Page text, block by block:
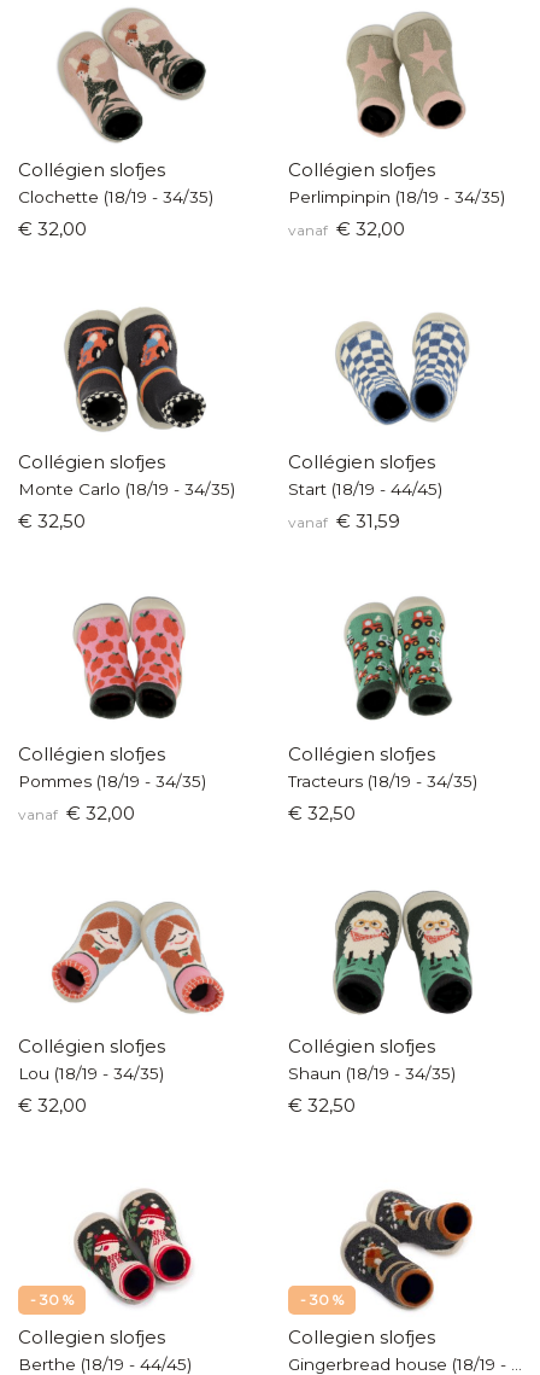
Collégien slofjes
Clochette (18/19 - 34/35)
€ 32,00
Collégien slofjes
Perlimpinpin (18/19 - 34/35)
vanaf € 32,00
Collégien slofjes
Monte Carlo (18/19 - 34/35)
€ 32,50
Collégien slofjes
Start (18/19 - 44/45)
vanaf € 31,59
Collégien slofjes
Pommes (18/19 - 34/35)
vanaf € 32,00
Collégien slofjes
Tracteurs (18/19 - 34/35)
€ 32,50
Collégien slofjes
Lou (18/19 - 34/35)
€ 32,00
Collégien slofjes
Shaun (18/19 - 34/35)
€ 32,50
- 30 %
Collegien slofjes
Berthe (18/19 - 44/45)
- 30 %
Collegien slofjes